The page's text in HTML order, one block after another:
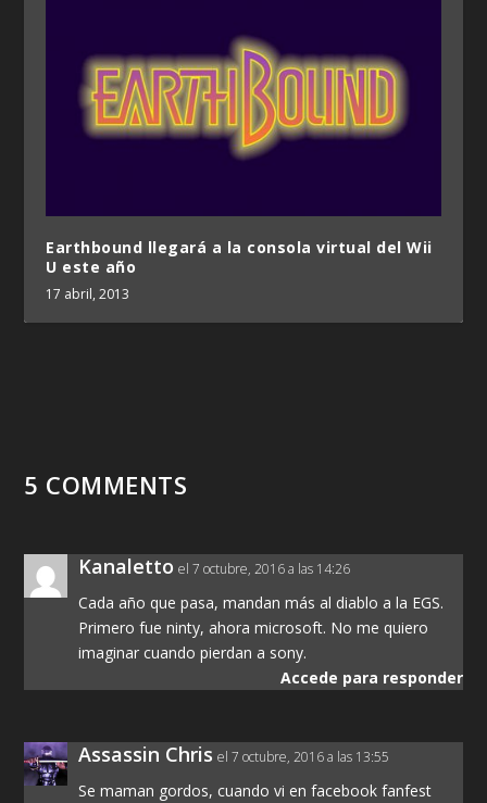
Earthbound llegará a la consola virtual del Wii
U este año
17 abril, 2013
5 COMMENTS
Kanaletto el 7 octubre, 2016 a las 14:26
Cada año que pasa, mandan más al diablo a la EGS.
Primero fue ninty, ahora microsoft. No me quiero
imaginar cuando pierdan a sony.
Accede para responder
Assassin Chris el 7 octubre, 2016 a las 13:55
Se maman gordos, cuando vi en facebook fanfest